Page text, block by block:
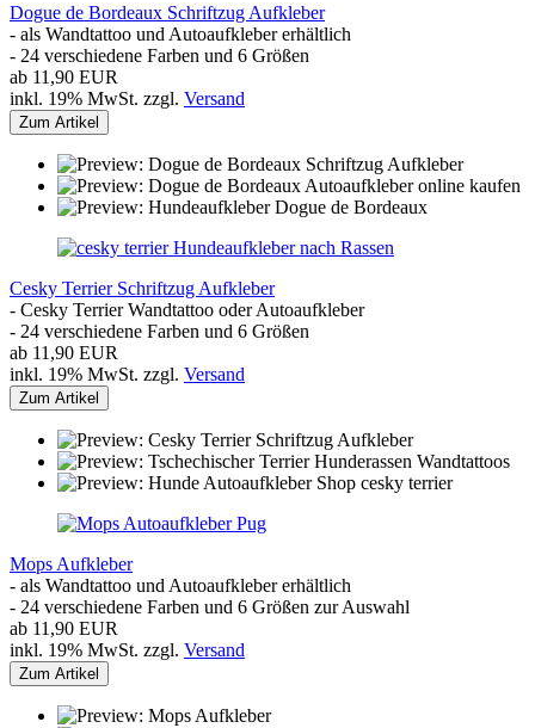
Dogue de Bordeaux Schriftzug Aufkleber
- als Wandtattoo und Autoaufkleber erhältlich
- 24 verschiedene Farben und 6 Größen
ab 11,90 EUR
inkl. 19% MwSt. zzgl. Versand
Zum Artikel
Cesky Terrier Schriftzug Aufkleber
- Cesky Terrier Wandtattoo oder Autoaufkleber
- 24 verschiedene Farben und 6 Größen
ab 11,90 EUR
inkl. 19% MwSt. zzgl. Versand
Zum Artikel
Mops Aufkleber
- als Wandtattoo und Autoaufkleber erhältlich
- 24 verschiedene Farben und 6 Größen zur Auswahl
ab 11,90 EUR
inkl. 19% MwSt. zzgl. Versand
Zum Artikel